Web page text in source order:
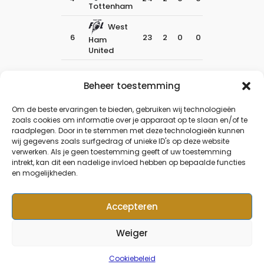
Beheer toestemming
Om de beste ervaringen te bieden, gebruiken wij technologieën
zoals cookies om informatie over je apparaat op te slaan en/of te
raadplegen. Door in te stemmen met deze technologieën kunnen
wij gegevens zoals surfgedrag of unieke ID's op deze website
verwerken. Als je geen toestemming geeft of uw toestemming
intrekt, kan dit een nadelige invloed hebben op bepaalde functies
en mogelijkheden.
Accepteren
Weiger
Cookiebeleid
Tottenham
6
West
Ham
United
23 2 0 0
Kempen